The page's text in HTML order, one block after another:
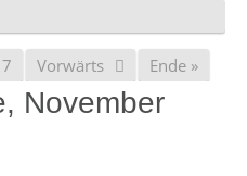
7 Vorwärts Ende »
November